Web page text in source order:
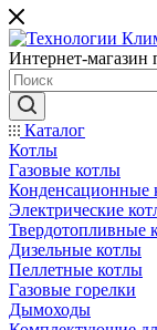
Интернет-магазин
Каталог
Котлы
Газовые котлы
Конденсационные
Электрические
Твердотопливные
Дизельные котлы
Пеллетные котлы
Газовые горелки
Дымоходы